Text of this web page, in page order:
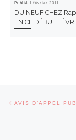
Publié 1 février 2011
DU NEUF CHEZ
EN CE DÉBUT
Parcourir